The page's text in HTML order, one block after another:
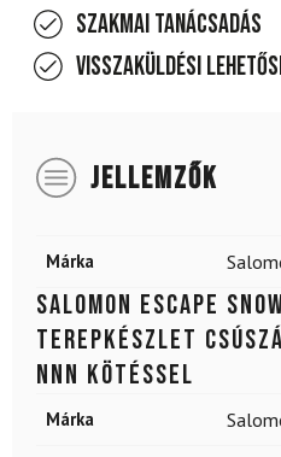
Szakmai tanácsadás
Visszaküldési
JELLEMZŐK
Márka
SALOMON Escape
terepkészlet
NNN kötéssel
Márka